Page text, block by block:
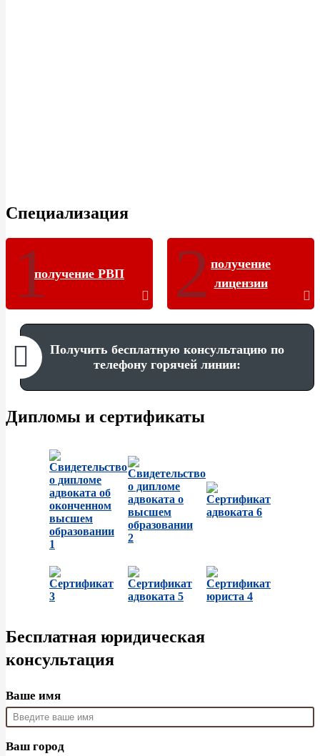
Специализация
получение РВП
получение
лицензии
Получить бесплатную консультацию по
телефону горячей линии:
Дипломы и сертификаты
Бесплатная юридическая
консультация
Ваше имя
Ваш город